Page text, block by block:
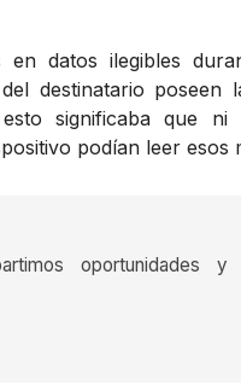
datos ilegibles
destinatario poseen
significaba que ni
podían leer esos
oportunidades